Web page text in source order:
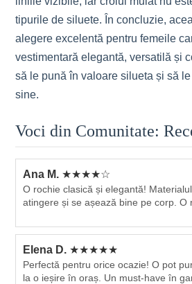
tipurile de siluete. În concluzie,
alegere excelentă pentru femeile
vestimentară elegantă, versatilă și
să le pună în valoare silueta și să
sine.
Voci din Comunitate:
Ana M. ★★★★☆
O rochie clasică și elegantă!
atingere și se așează bine pe corp. O
Elena D. ★★★★★
Perfectă pentru orice ocazie! O pot
la o ieșire în oraș. Un must-have în